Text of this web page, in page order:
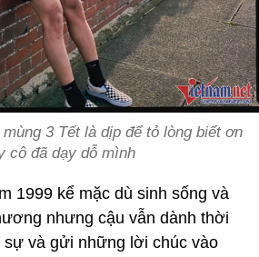
3 Tết là dịp để tỏ lòng biết ơn
cô đã dạy dỗ mình
1999 kể mặc dù sinh sống và
nhưng cậu vẫn dành thời
sự và gửi những lời chúc vào